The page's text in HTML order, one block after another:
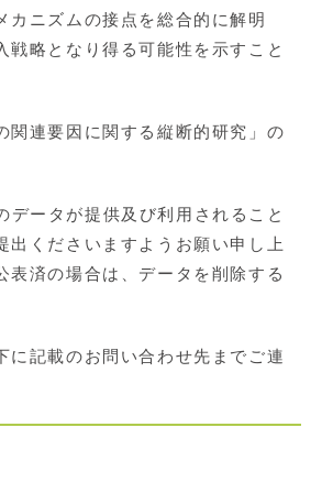
カニズムの接点を総合的に解明
戦略となり得る可能性を示すこと
連要因に関する縦断的研究」の
ータが提供及び利用されること
出くださいますようお願い申し上
済の場合は、データを削除する
記載のお問い合わせ先までご連